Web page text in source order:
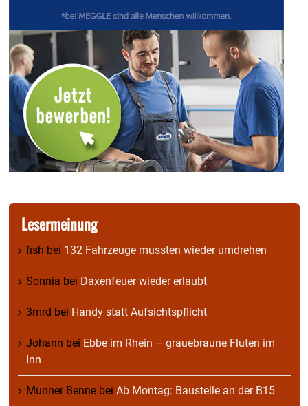
Lesermeinung
fish bei 132 Fahrzeuge mussten wieder umdrehen
Sonnia bei Daxenfeuer wieder erlaubt
3mrd bei Handy statt Aufsichtspflicht
Johann bei Ebbe im Rhein – grauebraune Fluten im
Inn
Munner Benne bei Ab Montag: Baustelle an der B15